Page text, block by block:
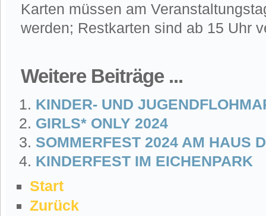
Karten müssen am
werden; Restkarten sind ab 15 Uhr
Weitere Beiträge ...
KINDER- UND
GIRLS* ONLY 2024
SOMMERFEST 2024 AM HAUS
KINDERFEST IM EICHENPARK
Start
Zurück